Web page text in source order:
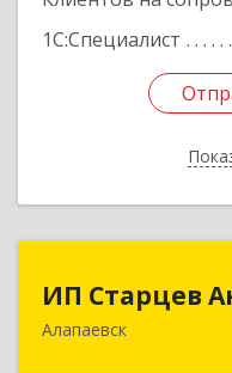
1С:Специалист
ИП Старцев
Алапаевск
ИП
624601,